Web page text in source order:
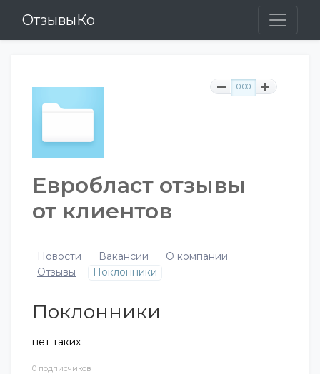
ОтзывыКо
0 подписчиков
0.00
Евробласт отзывы
от клиентов
Новости Вакансии
О компании
Отзывы
Поклонники
Поклонники
нет таких